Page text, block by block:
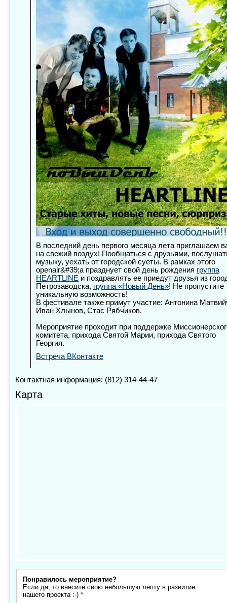
В последний день первого месяца лета приглашаем
на свежий воздух! Пообщаться с друзьями,
музыку, уехать от городской суеты. В рамках этого
openair&#39;a празднует свой день рождения группа
HEARTLINE и поздравлять ее приедут друзья из
Петрозаводска, группа «Новый День»! Не пропустите
уникальную возможность!
В фестивале также примут участие: Антонина
Иван Хлынов, Стас Рябчиков.
Мероприятие проходит при поддержке
комитета, прихода Святой Марии, прихода Святого
Георгия.
Встреча ВКонтакте
Контактная информация: (812) 314-44-47
Карта
Понравилось мероприятие?
Если да, то внесите свою небольшую лепту в развитие
нашего проекта :-) *